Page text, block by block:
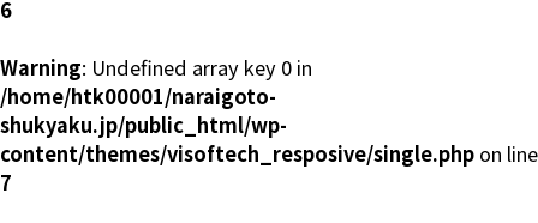
6
Warning: Undefined array key 0 in
/home/htk00001/naraigoto-
shukyaku.jp/public_html/wp-
content/themes/visoftech_resposive/single.php on line
7